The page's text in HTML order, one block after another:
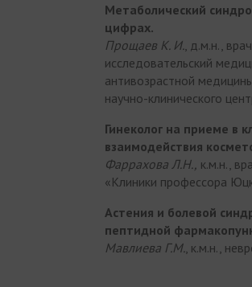
Метаболический
цифрах.
Прощаев К. И. , д.м.н.,
исследовательский
антивозрастной
научно-клинического
Гинеколог на приеме в
взаимодействия
Фаррахова Л.Н., к.м.н.,
«Клиники профессора
Астения и болевой
пептидной
Мавлиева Г.М. , к.м.н.,